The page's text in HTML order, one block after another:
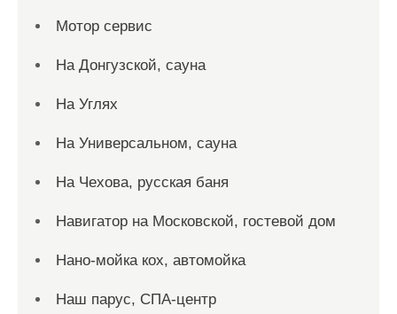
Мотор сервис
На Донгузской, сауна
На Углях
На Универсальном, сауна
На Чехова, русская баня
Навигатор на Московской, гостевой дом
Нано-мойка кох, автомойка
Наш парус, СПА-центр